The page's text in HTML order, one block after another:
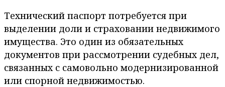
Технический паспорт потребуется при
выделении доли и страховании недвижимого
имущества. Это один из обязательных
документов при рассмотрении судебных дел,
связанных с самовольно модернизированной
или спорной недвижимостью.